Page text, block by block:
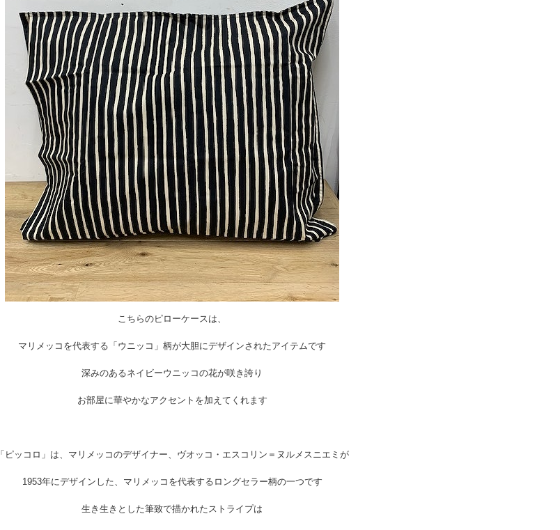
こちらのピローケースは、
マリメッコを代表する「ウニッコ」柄が大胆にデザインされたアイテムです
深みのあるネイビーウニッコの花が咲き誇り
お部屋に華やかなアクセントを加えてくれます
「ピッコロ」は、マリメッコのデザイナー、ヴオッコ・エスコリン＝ヌルメスニエミが
1953年にデザインした、マリメッコを代表するロングセラー柄の一つです
生き生きとした筆致で描かれたストライプは